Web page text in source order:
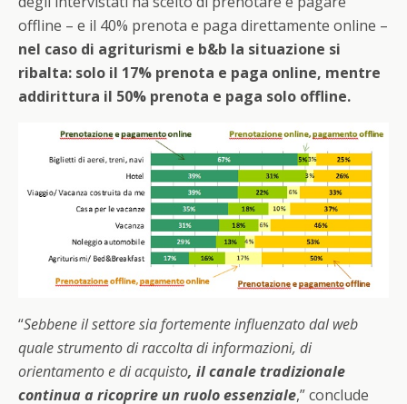
offline – e il 40% prenota e paga direttamente online –
nel caso di agriturismi e b&b la situazione si
ribalta: solo il 17% prenota e paga online, mentre
addirittura il 50% prenota e paga solo offline.
“Sebbene il settore sia fortemente influenzato dal web
quale strumento di raccolta di informazioni, di
orientamento e di acquisto, il canale tradizionale
continua a ricoprire un ruolo essenziale,” conclude